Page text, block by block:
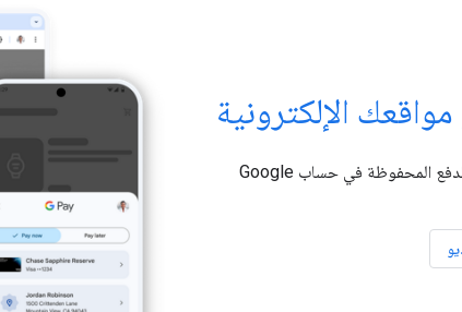
الإلكترونية
تتيح خدمة Google Pay لعملائك الدفع بضغطة زر باستخدام طرق الدفع المحفوظة في حساب Google